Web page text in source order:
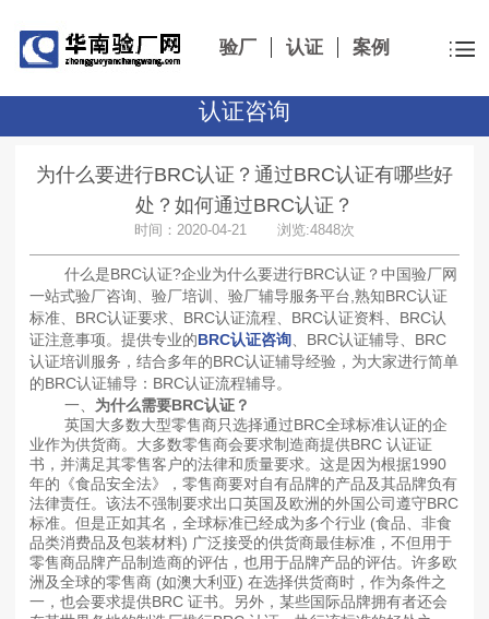
验厂 认证 案例
认证咨询
为什么要进行BRC认证？通过BRC认证有哪些好
处？如何通过BRC认证？
时间：2020-04-21 浏览:4848次
什么是BRC认证?企业为什么要进行BRC认证？中国验厂网
一站式验厂咨询、验厂培训、验厂辅导服务平台,熟知BRC认证
标准、BRC认证要求、BRC认证流程、BRC认证资料、BRC认
证注意事项。提供专业的BRC认证咨询、BRC认证辅导、BRC
认证培训服务，结合多年的BRC认证辅导经验，为大家进行简单
的BRC认证辅导：BRC认证流程辅导。
一、 为什么需要BRC认证？
英国大多数大型零售商只选择通过BRC全球标准认证的企
业作为供货商。大多数零售商会要求制造商提供BRC 认证证
书，并满足其零售客户的法律和质量要求。这是因为根据1990
年的《食品安全法》，零售商要对自有品牌的产品及其品牌负有
法律责任。该法不强制要求出口英国及欧洲的外国公司遵守BRC
标准。但是正如其名，全球标准已经成为多个行业 (食品、非食
品类消费品及包装材料) 广泛接受的供货商最佳标准，不但用于
零售商品牌产品制造商的评估，也用于品牌产品的评估。许多欧
洲及全球的零售商 (如澳大利亚) 在选择供货商时，作为条件之
一，也会要求提供BRC 证书。另外，某些国际品牌拥有者还会